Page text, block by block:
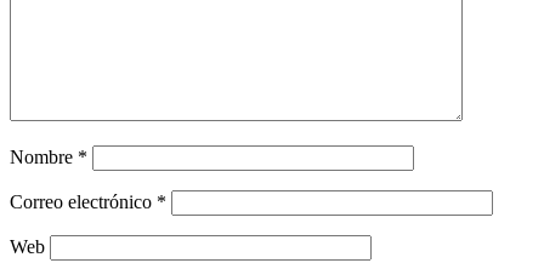
Nombre *
Correo electrónico *
Web